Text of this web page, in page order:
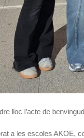
lloc l’acte de
a les escoles AKOE,